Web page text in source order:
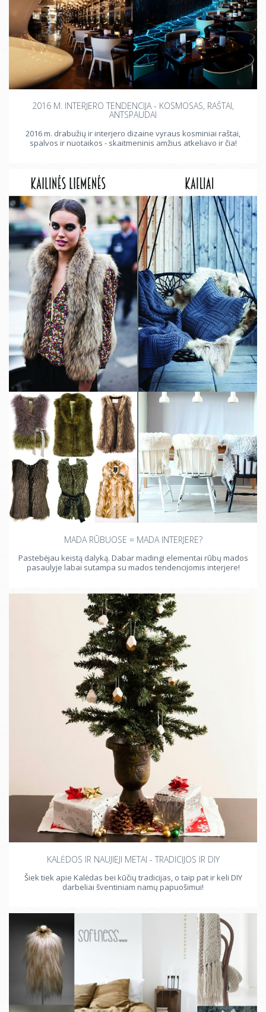
2016 M. INTERJERO TENDENCIJA - KOSMOSAS, RAŠTAI,
ANTSPAUDAI
2016 m. drabužių ir interjero dizaine vyraus kosminiai raštai,
spalvos ir nuotaikos - skaitmeninis amžius atkeliavo ir čia!
MADA RŪBUOSE = MADA INTERJERE?
Pastebėjau keistą dalyką. Dabar madingi elementai rūbų mados
pasaulyje labai sutampa su mados tendencijomis interjere!
KALĖDOS IR NAUJIEJI METAI - TRADICIJOS IR DIY
Šiek tiek apie Kalėdas bei kūčių tradicijas, o taip pat ir keli DIY
darbeliai šventiniam namų papuošimui!